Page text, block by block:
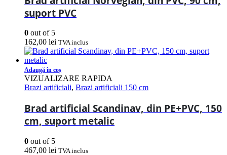
suport PVC
0 out of 5
162,00 lei TVA inclus
Adaugă în coș
VIZUALIZARE RAPIDA
Brazi artificiali, Brazi artificiali 150 cm
Brad artificial Scandinav, din PE+PVC, 150
cm, suport metalic
0 out of 5
467,00 lei TVA inclus